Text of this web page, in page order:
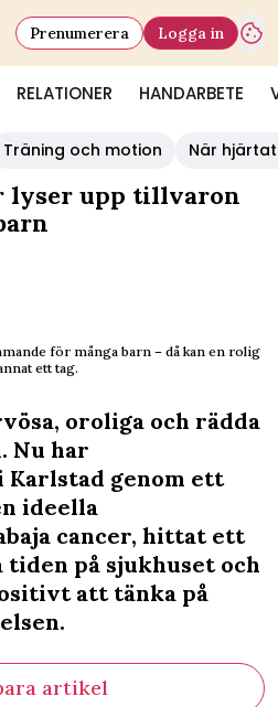
RELATIONER HANDARBETE
Prenumerera Logga in
Träning och motion När
lyser upp tillvaron
för många barn – då kan en rolig
ett tag.
oroliga och rädda
Nu har
genom ett
ideella
cancer, hittat ett
på sjukhuset och
att tänka på
artikel